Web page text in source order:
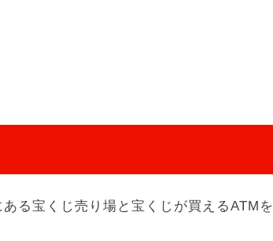
る宝くじ売り場と宝くじが買えるATMを